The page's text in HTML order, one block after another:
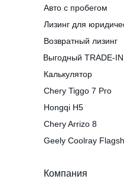
Компания
Авто с пробегом
Geely Coolray
Лизинг для
Калькулятор
Chery Tiggo 7 Pro
Chery Arrizo 8
Hongqi H5
Возвратный лизинг
Выгодный TRADE-IN